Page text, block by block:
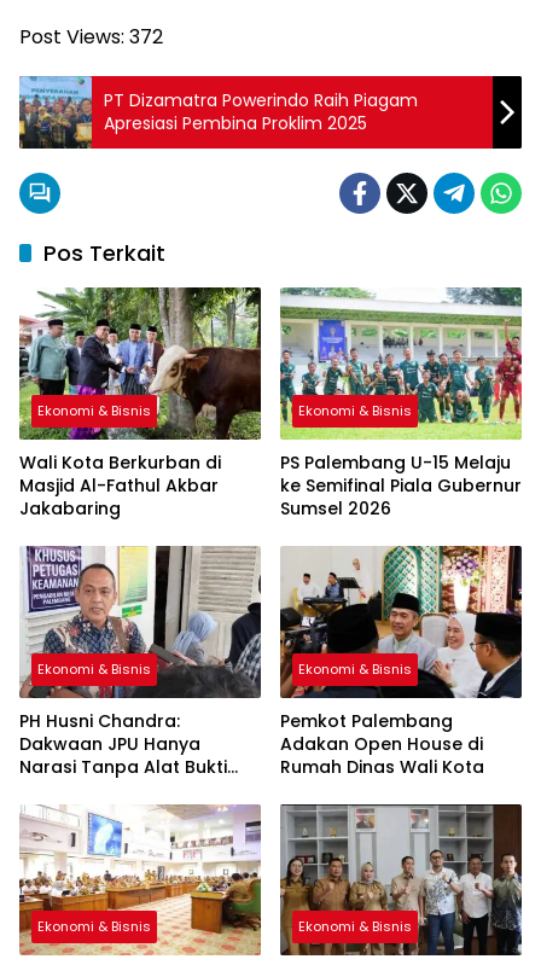
Post Views: 372
PT Dizamatra Powerindo Raih Piagam
Apresiasi Pembina Proklim 2025
Pos Terkait
Ekonomi & Bisnis
Wali Kota Berkurban di
Masjid Al-Fathul Akbar
Jakabaring
Ekonomi & Bisnis
PS Palembang U-15 Melaju
ke Semifinal Piala Gubernur
Sumsel 2026
Ekonomi & Bisnis
PH Husni Chandra:
Dakwaan JPU Hanya
Narasi Tanpa Alat Bukti
Ekonomi & Bisnis
Pemkot Palembang
Adakan Open House di
Rumah Dinas Wali Kota
Ekonomi & Bisnis Ekonomi & Bisnis